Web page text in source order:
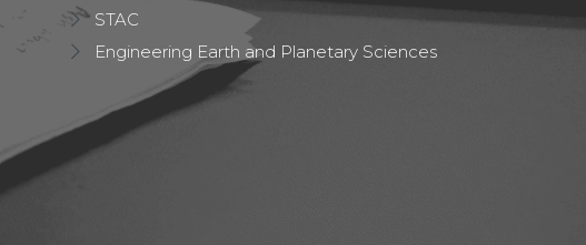
STAC
Engineering Earth and Planetary Sciences